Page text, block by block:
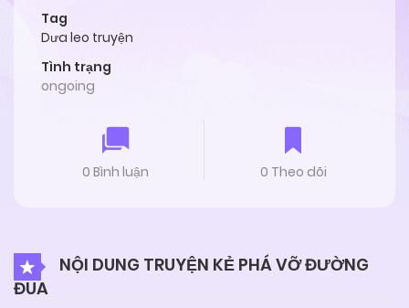
Tag
Dưa leo truyện
Tình trạng
ongoing
0 Bình luận 0 Theo dõi
NỘI DUNG TRUYỆN KẺ PHÁ VỠ ĐƯỜNG
ĐUA